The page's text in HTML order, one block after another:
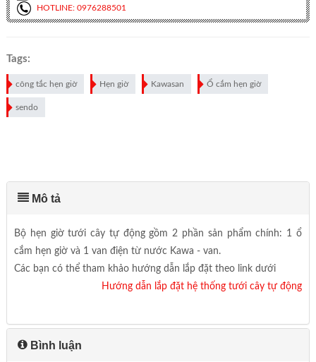
HOTLINE: 0976288501
Tags:
công tắc hẹn giờ Hẹn giờ Kawasan Ổ cắm hẹn giờ
sendo
Mô tả
Bộ hẹn giờ tưới cây tự động gồm 2 phần sản phẩm chính: 1 ổ
cắm hẹn giờ và 1 van điện từ nước Kawa - van.
Các bạn có thể tham khảo hướng dẫn lắp đặt theo link dưới
Hướng dẫn lắp đặt hệ thống tưới cây tự động
Bình luận